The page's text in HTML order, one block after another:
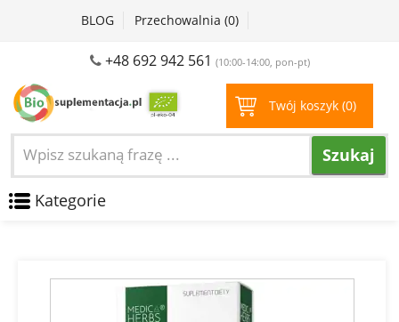
BLOG Przechowalnia (0)
+48 692 942 561 (10:00-14:00, pon-pt)
Twój koszyk (0)
Szukaj
Kategorie